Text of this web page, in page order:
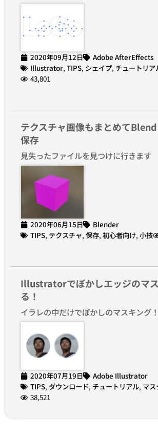
2020年09月12日
Adobe AfterEffects
Illustrator, TIPS, シェイプ, チュートリア
43,801
テクスチャ画像もまとめて
保存
見失ったファイルを見つけに行きます
2020年06月15日
Blender
TIPS, テクスチャ, 保存, 初心者向け, 小技
Illustratorでぼかしエッジのマ
る！
イラレの中だけでぼかしのマスキング！
2020年07月19日
Adobe Illustrator
TIPS, ダウンロード, チュートリアル, マス
38,521